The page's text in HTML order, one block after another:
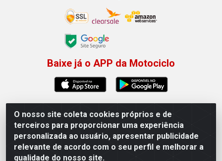
Permitir que a Motociclo envie notificações com
×
O nosso site coleta cookies próprios e de
terceiros para proporcionar uma experiência
personalizada ao usuário, apresentar publicidade
relevante de acordo com o seu perfil e melhorar a
qualidade do nosso site.
Baixe já o APP da Motociclo
Motociclo - Rua Francisco Sousa dos Santos, 731 -
Jardim Limoeiro, Serra/ES - CEP 29.164-153 - CNPJ
01.407.607/0001-53